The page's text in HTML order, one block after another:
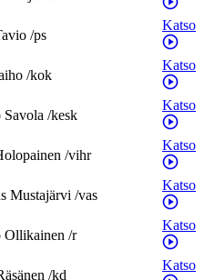
/ps
Katso
/kok
Katso
Savola /kesk
Katso
/vihr
Katso
Mustajärvi /vas
Katso
Ollikainen /r
Katso
/kd
Katso